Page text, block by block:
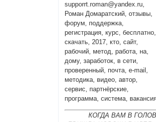
supporrt.roman@yandex.ru,
Роман Домаратский, отзывы,
форум, поддержка,
регистрация, курс, бесплатно,
скачать, 2017, кто, сайт,
рабочий, метод, работа, на,
дому, заработок, в сети,
проверенный, почта, e-mail,
методика, видео, автор,
сервис, партнёрские,
программа, система,
КОГДА ВАМ В